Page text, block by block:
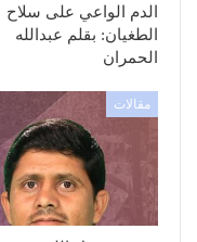
الدم الواعي على سلاح
الطغيان: بقلم عبدالله
الحمران
مقالات